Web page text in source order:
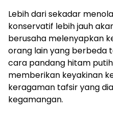
Lebih dari sekadar
konservatif lebih jauh
berusaha melenyapkan
orang lain yang berbeda
cara pandang hitam
memberikan keyakinan
keragaman tafsir yang
kegamangan.